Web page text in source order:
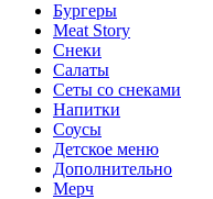
Бургеры
Meat Story
Снеки
Салаты
Сеты со снеками
Напитки
Соусы
Детское меню
Дополнительно
Мерч